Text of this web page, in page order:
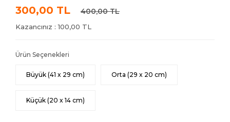
300,00 TL 400,00 TL
Kazancınız : 100,00 TL
Ürün Seçenekleri
Büyük (41 x 29 cm) Orta (29 x 20 cm)
Küçük (20 x 14 cm)